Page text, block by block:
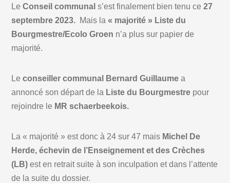
LeConseil communal s’est finalement bien tenu ce27
septembre 2023. Mais la« majorité » Liste du
Bourgmestre/Ecolo Groen n’a plus sur papier de
majorité.
Leconseiller communal Bernard Guillaume a
annoncé son départ de la Liste du Bourgmestre pour
rejoindre le MR schaerbeekois.
La « majorité » est donc à 24 sur 47 mais Michel De
Herde, échevin de l’Enseignement et des Crèches
(LB) est en retrait suite à son inculpation et dans l’attente
de la suite du dossier.